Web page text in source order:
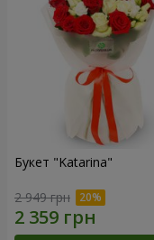
Букет "Katarina"
2 949 грн